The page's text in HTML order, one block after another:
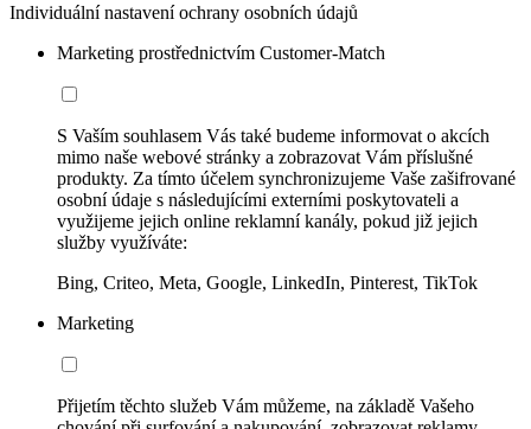
Individuální nastavení ochrany osobních údajů
Marketing prostřednictvím Customer-Match
S Vaším souhlasem Vás také budeme informovat o akcích
mimo naše webové stránky a zobrazovat Vám příslušné
produkty. Za tímto účelem synchronizujeme Vaše zašifrované
osobní údaje s následujícími externími poskytovateli a
využijeme jejich online reklamní kanály, pokud již jejich
služby využíváte:
Bing, Criteo, Meta, Google, LinkedIn, Pinterest, TikTok
Marketing
Přijetím těchto služeb Vám můžeme, na základě Vašeho